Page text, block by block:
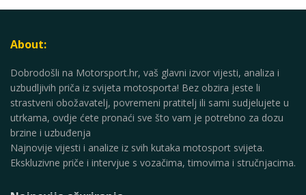
About:
Dobrodošli na Motorsport.hr, vaš glavni izvor vijesti, analiza i
uzbudljivih priča iz svijeta motosporta! Bez obzira jeste li
strastveni obožavatelj, povremeni pratitelj ili sami sudjelujete u
utrkama, ovdje ćete pronaći sve što vam je potrebno za dozu
brzine i uzbuđenja
Najnovije vijesti i analize iz svih kutaka motosport svijeta.
Ekskluzivne priče i intervjue s vozačima, timovima i stručnjacima.